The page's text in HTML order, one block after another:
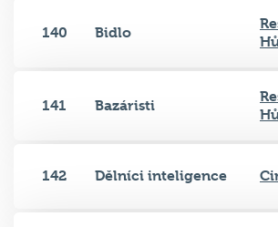
140 Bidlo
141 Bazáristi
142 Dělníci inteligence